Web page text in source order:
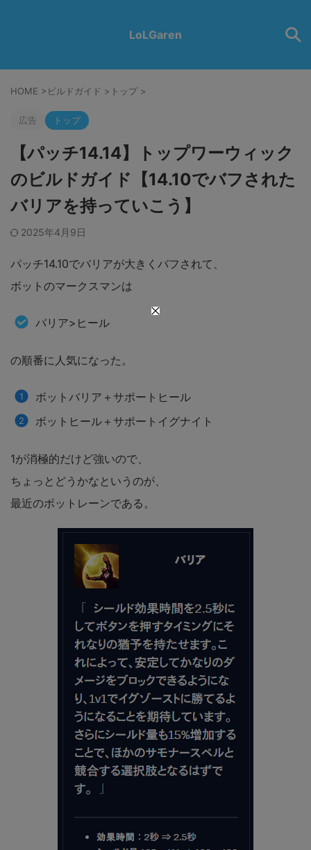
LoLGaren
HOME > ビルドガイド > トップ >
広告 トップ
【パッチ14.14】トップワーウィック
のビルドガイド【14.10でバフされた
バリアを持っていこう】
2025年4月9日
パッチ14.10でバリアが大きくバフされて、
ボットのマークスマンは
バリア>ヒール
の順番に人気になった。
ボットバリア＋サポートヒール
ボットヒール＋サポートイグナイト
1が消極的だけど強いので、
ちょっとどうかなというのが、
最近のボットレーンである。